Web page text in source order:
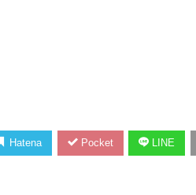
Hatena Pocket LINE